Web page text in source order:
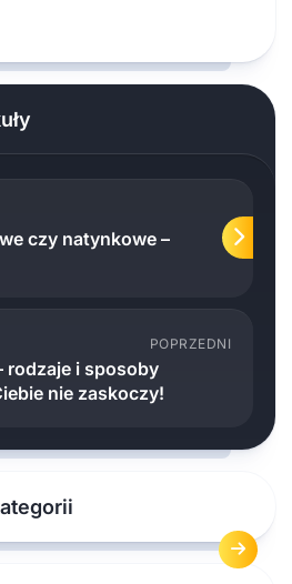
czy natynkowe –
POPRZEDNI
rodzaje i sposoby
nie zaskoczy!